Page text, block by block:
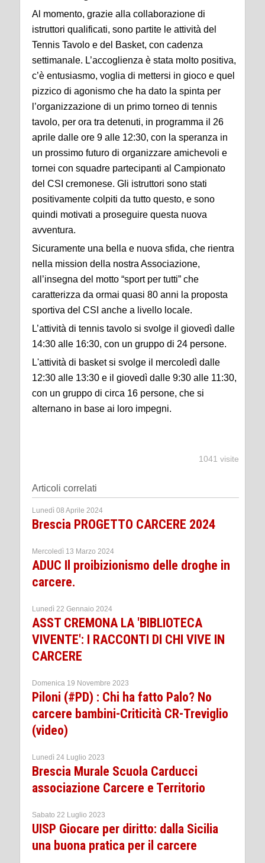
Al momento, grazie alla collaborazione di
istruttori qualificati, sono partite le attività del
Tennis Tavolo e del Basket, con cadenza
settimanale. L’accoglienza è stata molto positiva,
c’è entusiasmo, voglia di mettersi in gioco e quel
pizzico di agonismo che ha dato la spinta per
l’organizzazione di un primo torneo di tennis
tavolo, per ora tra detenuti, in programma il 26
aprile dalle ore 9 alle 12:30, con la speranza in
un prossimo futuro di organizzare amichevoli e
tornei con squadre partecipanti al Campionato
del CSI cremonese. Gli istruttori sono stati
positivamente colpiti da tutto questo, e sono
quindi motivati a proseguire questa nuova
avventura.
Sicuramente una bella e nuova sfida, che rientra
nella mission della nostra Associazione,
all’insegna del motto “sport per tutti” che
caratterizza da ormai quasi 80 anni la proposta
sportiva del CSI anche a livello locale.
L’attività di tennis tavolo si svolge il giovedì dalle
14:30 alle 16:30, con un gruppo di 24 persone.
L'attività di basket si svolge il mercoledì dalle
12:30 alle 13:30 e il giovedì dalle 9:30 alle 11:30,
con un gruppo di circa 16 persone, che si
alternano in base ai loro impegni.
1041 visite
Articoli correlati
Lunedì 08 Aprile 2024
Brescia PROGETTO CARCERE 2024
Mercoledì 13 Marzo 2024
ADUC Il proibizionismo delle droghe in
carcere.
Lunedì 22 Gennaio 2024
ASST CREMONA LA 'BIBLIOTECA
VIVENTE': I RACCONTI DI CHI VIVE IN
CARCERE
Domenica 19 Novembre 2023
Piloni (#PD) : Chi ha fatto Palo? No
carcere bambini-Criticità CR-Treviglio
(video)
Lunedì 24 Luglio 2023
Brescia Murale Scuola Carducci
associazione Carcere e Territorio
Sabato 22 Luglio 2023
UISP Giocare per diritto: dalla Sicilia
una buona pratica per il carcere